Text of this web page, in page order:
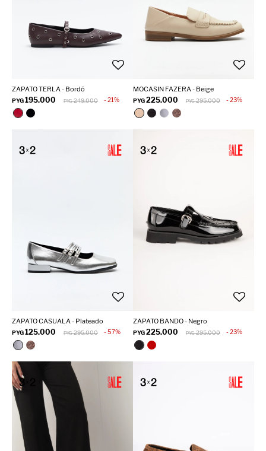
ZAPATO TERLA - Bordó
PYG195.000 PYG 249.000 21
MOCASIN FAZERA - Beige
PYG225.000 PYG 295.000 23
ZAPATO CASUALA - Plateado
PYG125.000 PYG 295.000 57
ZAPATO BANDO - Negro
PYG225.000 PYG 295.000 23